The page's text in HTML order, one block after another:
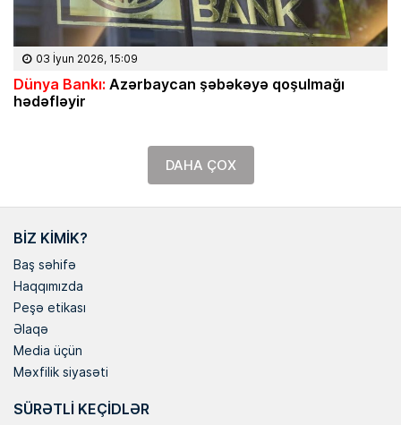
03 İyun 2026, 15:09
Dünya Bankı: Azərbaycan şəbəkəyə qoşulmağı
hədəfləyir
DAHA ÇOX
BIZ KIMIK?
Baş səhifə
Haqqımızda
Peşə etikası
Əlaqə
Media üçün
Məxfilik siyasəti
SÜRƏTLI KEÇIDLƏR